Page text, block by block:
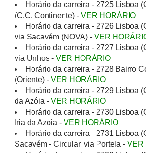
Horário da carreira - 2725 Lisboa
(C.C. Continente) - VER HORÁRIO
Horário da carreira - 2726 Lisboa
via Sacavém (NOVA) - VER
Horário da carreira - 2727 Lisboa
via Unhos - VER HORÁRIO
Horário da carreira - 2728 Bairro
(Oriente) - VER HORÁRIO
Horário da carreira - 2729 Lisboa
da Azóia - VER HORÁRIO
Horário da carreira - 2730 Lisboa
Iria da Azóia - VER HORÁRIO
Horário da carreira - 2731 Lisboa
Sacavém - Circular, via Portela - VER